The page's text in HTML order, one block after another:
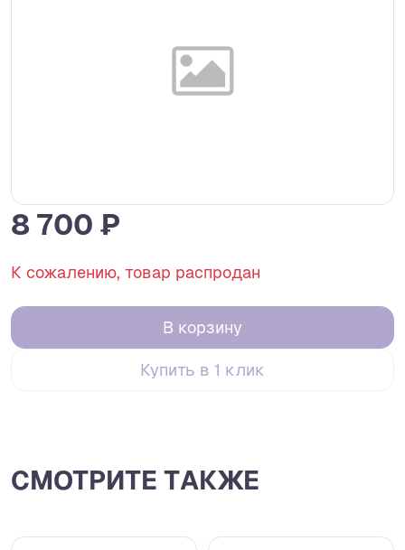
8 700 ₽
К сожалению, товар распродан
В корзину
Купить в 1 клик
СМОТРИТЕ ТАКЖЕ